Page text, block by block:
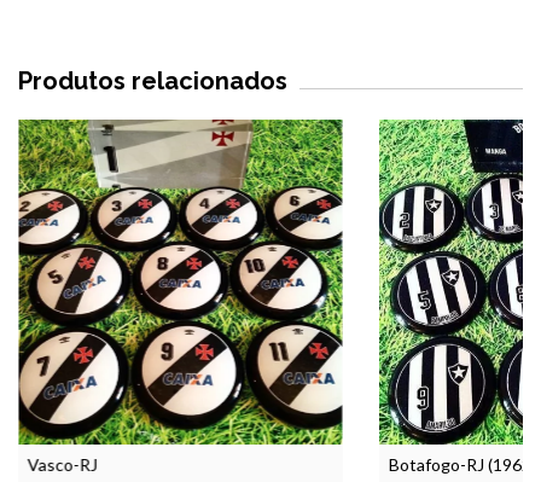
Produtos relacionados
Vasco-RJ Botafogo-RJ (1962)